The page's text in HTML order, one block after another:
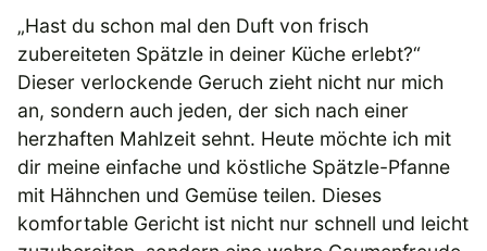
„Hast du schon mal den Duft von frisch
zubereiteten Spätzle in deiner Küche erlebt?“
Dieser verlockende Geruch zieht nicht nur mich
an, sondern auch jeden, der sich nach einer
herzhaften Mahlzeit sehnt. Heute möchte ich mit
dir meine einfache und köstliche Spätzle-Pfanne
mit Hähnchen und Gemüse teilen. Dieses
komfortable Gericht ist nicht nur schnell und leicht